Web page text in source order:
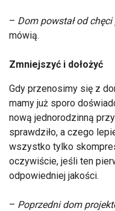
– Dom powstał od
mówią.
Zmniejszyć i dołożyć
Gdy przenosimy się z
mamy już sporo
nową jednorodzinną
sprawdziło, a czego
wszystko tylko
oczywiście, jeśli ten
odpowiedniej jakości.
– Poprzedni dom